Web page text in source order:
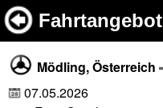
Fahrtangebot
Mödling, Österreich
07.05.2026